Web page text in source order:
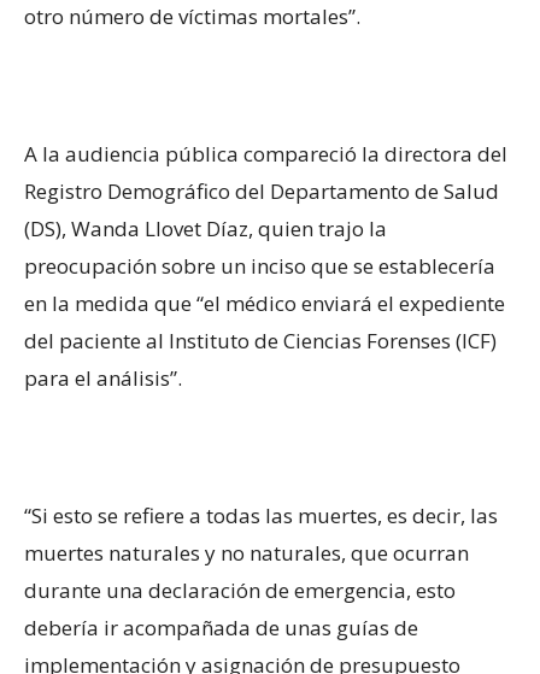
otro número de víctimas mortales”.
A la audiencia pública compareció la directora del
Registro Demográfico del Departamento de Salud
(DS), Wanda Llovet Díaz, quien trajo la
preocupación sobre un inciso que se establecería
en la medida que “el médico enviará el expediente
del paciente al Instituto de Ciencias Forenses (ICF)
para el análisis”.
“Si esto se refiere a todas las muertes, es decir, las
muertes naturales y no naturales, que ocurran
durante una declaración de emergencia, esto
debería ir acompañada de unas guías de
implementación y asignación de presupuesto